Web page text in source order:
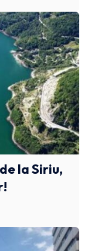
la Siriu,